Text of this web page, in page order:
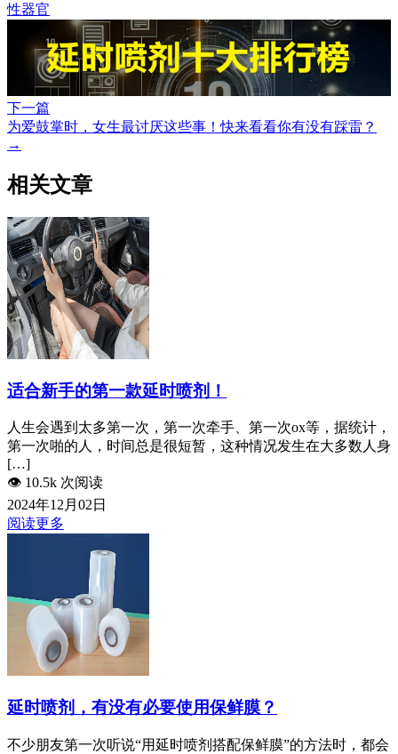
性器官
下一篇
为爱鼓掌时，女生最讨厌这些事！快来看看你有没有踩雷？
→
相关文章
适合新手的第一款延时喷剂！
人生会遇到太多第一次，第一次牵手、第一次ox等，据统计，
第一次啪的人，时间总是很短暂，这种情况发生在大多数人身
[…]
👁️ 10.5k 次阅读
2024年12月02日
阅读更多
延时喷剂，有没有必要使用保鲜膜？
不少朋友第一次听说“用延时喷剂搭配保鲜膜”的方法时，都会